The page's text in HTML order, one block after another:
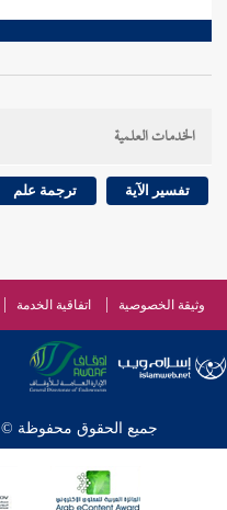
الخدمات العلمية
تفسير الآية ترجمة علم
وثيقة الخصوصية اتفاقية الخدمة
جميع الحقوق محفوظة © 2026 - 1998 لشبكة إسلام ويب